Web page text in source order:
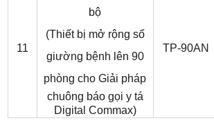
11
bộ
(Thiết bị mở rộng số
giường bệnh lên 90
phòng cho Giải pháp
chuông báo gọi y tá
Digital Commax)
TP-90AN